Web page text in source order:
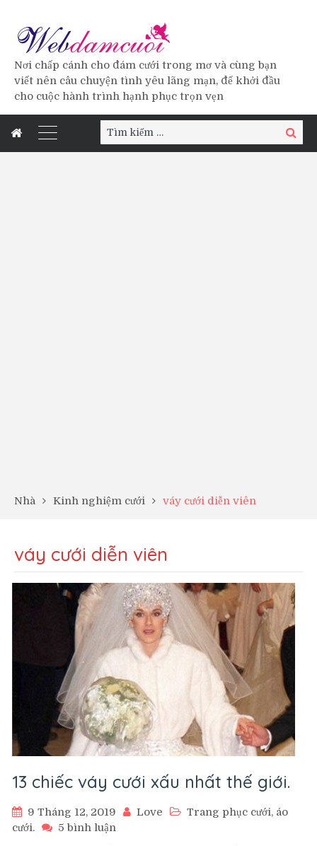
Nơi chấp cánh cho đám cưới trong mơ và cùng bạn
viết nên câu chuyện tình yêu lãng mạn, để khởi đầu
cho cuộc hành trình hạnh phục trọn vẹn
Tìm
kiếm:
Tìm
kiếm
Nhà Kinh nghiệm cưới váy cưới diễn viên
váy cưới diễn viên
13 chiếc váy cưới xấu nhất thế giới.
9 Tháng 12, 2019 Love
Trang phục cưới, áo
cưới.
5 bình luận